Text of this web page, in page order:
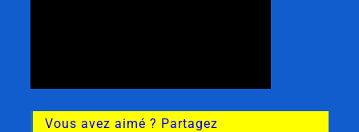
Vous avez aimé ? Partagez